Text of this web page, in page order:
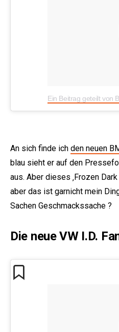
Ein Beitrag geteilt von
An sich finde ich den neuen
blau sieht er auf den
aus. Aber dieses ‚Frozen
aber das ist garnicht mein
Sachen Geschmackssache ?
Die neue VW I.D.